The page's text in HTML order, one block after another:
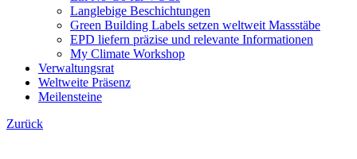
Langlebige Beschichtungen
Green Building Labels setzen weltweit Massstäbe
EPD liefern präzise und relevante Informationen
My Climate Workshop
Verwaltungsrat
Weltweite Präsenz
Meilensteine
Zurück